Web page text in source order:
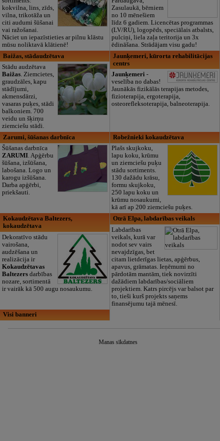
kokvilna, lins, zīds,
vilna, trikotāža un
citi audumi šūšanai
vai ražošanai.
Nāciet un iepazīstieties ar pilnu klāstu
mūsu noliktavā klātienē!
Zasulaukā, bērniem
no 10 mēnešiem
līdz 6 gadiem. Licencētas programmas
(LV/RU), logopēds, speciālais atbalsts,
pulciņi, liela zaļa teritorija un 3x
ēdināšana. Strādājam visu gadu!
Baižas, stādaudzētava
Stādu audzētava
Baižas. Ziemcietes,
graudzāles, kapu
stādījumi,
akmensdārzi,
vasaras puķes, stādi
balkoniem. 700
veidu un šķirņu
ziemciešu stādi.
Jaunķemeri, kūrorta rehabilitācijas
centrs
Jaunķemeri -
veselība no dabas!
Jaunākās fizikālās terapijas metodes,
fizioterapija, ergoterapija,
osteorefleksoterapija, balneoterapija.
Zarumi, šūšanas darbnīca
Šūšanas darbnīca
ZARUMI. Apģērbu
šūšana, izšūšana,
labošana. Logo un
karogu izšūšana.
Darba apģērbi,
priekšauti.
Robežnieki kokaudzētava
Plašs skujkoku,
lapu koku, krūmu
un ziemciešu puķu
stādu sortiments.
130 dažādu krāsu,
formu skujkoku,
250 lapu koku un
krūmu nosaukumi,
kā arī ap 200 ziemciešu puķes.
Kokaudzētava Baltezers,
kokaudzētava
Dekoratīvo stādu
vairošana,
audzēšana un
realizācija ir
Kokaudzētavas
Baltezersdarbības
nozare, sortimentā
ir vairāk kā 500 augu nosaukumu.
Otrā Elpa, labdarības veikals
Labdarības
veikals, kurā var
nodot sev vairs
nevajdzīgas, bet
citam lietderīgas lietas, apģērbus,
apavus, grāmatas. Ieņēmumi no
pārdotām mantām, tiek novirzīti
dažādiem labdarības/sociāliem
projektiem. Katrs pircējs var balsot par
to, tieši kurš projekts saņems
finansējumu tajā mēnesī.
Visi banneri
Manas sīkdatnes